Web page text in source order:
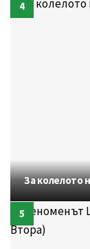
За колелото